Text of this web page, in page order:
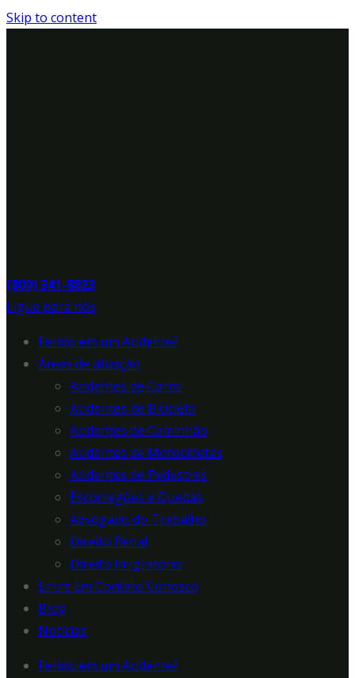
Skip to content
(800) 341-8823
Ligue para nós
Ferido em um Acidente?
Áreas de atuação
Acidentes de Carro
Acidentes de Bicicleta
Acidentes de Caminhão
Acidentes de Motocicletas
Acidentes de Pedestres
Escorregões e Quedas
Advogado do Trabalho
Direito Penal
Direito Imigratório
Entre Em Contato Conosco
Blog
Notícias
Ferido em um Acidente?